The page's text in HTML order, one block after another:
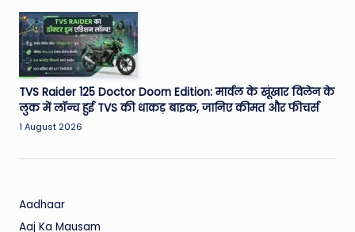
TVS Raider 125 Doctor Doom Edition: मार्वल के खूंखार विलेन के
लुक में लॉन्च हुई TVS की धाकड़ बाइक, जानिए कीमत और फीचर्स
1 August 2026
Aadhaar
Aaj Ka Mausam